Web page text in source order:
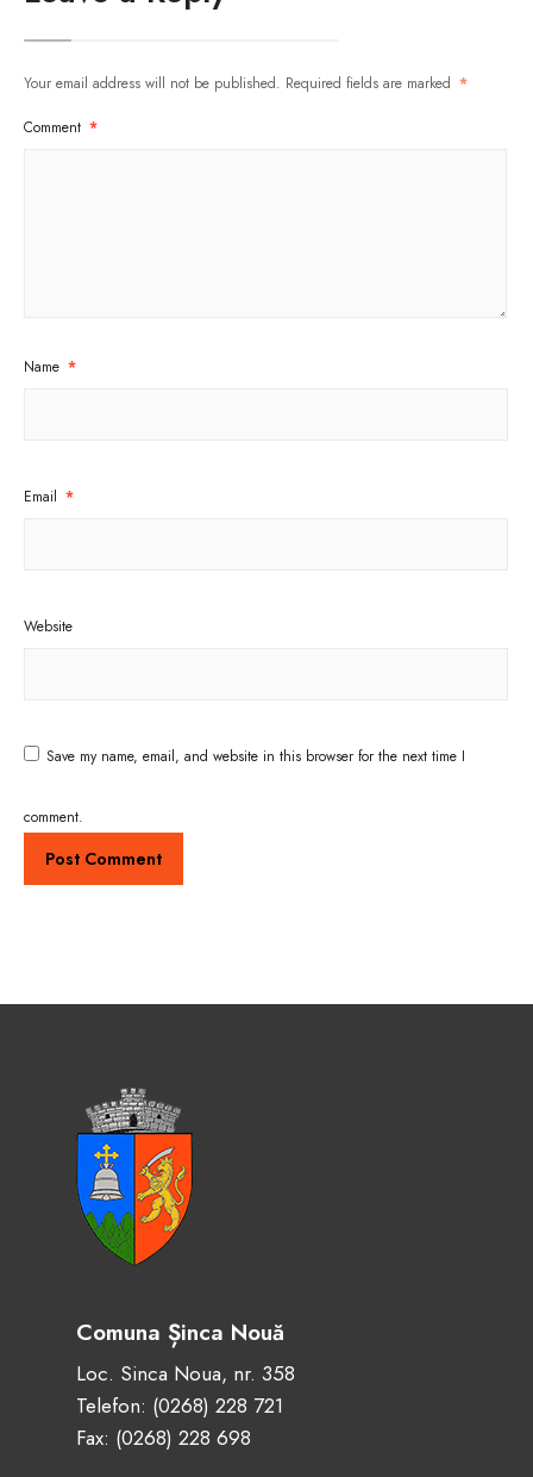
Your email address will not be published. Required fields are marked *
Comment *
Name *
Email *
Website
Save my name, email, and website in this browser for the next time I
comment.
Comuna Șinca Nouă
Loc. Sinca Noua, nr. 358
Telefon: (0268) 228 721
Fax: (0268) 228 698